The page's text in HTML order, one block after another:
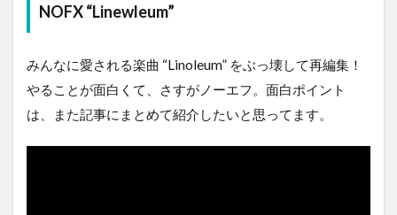
NOFX “Linewleum”
みんなに愛される楽曲 “Linoleum” をぶっ壊して再編集！
やることが面白くて、さすがノーエフ。面白ポイント
は、また記事にまとめて紹介したいと思ってます。